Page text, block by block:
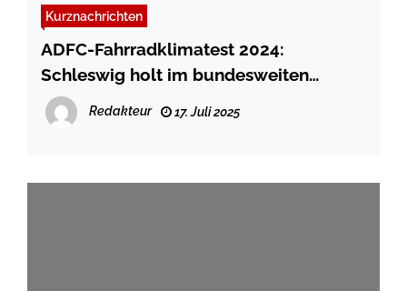
Kurznachrichten
ADFC-Fahrradklimatest 2024:
Schleswig holt im bundesweiten
Ranking weiter auf
Redakteur 17. Juli 2025